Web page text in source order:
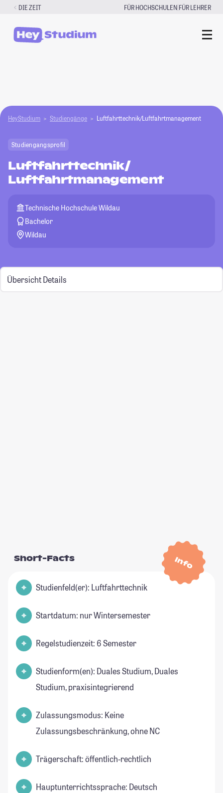
Zum
springen
DIE ZEIT FÜR HOCHSCHULEN|FÜR LEHRER
HeyStudium Studiengänge Luftfahrttechnik/Luftfahrtmanagement
Studiengangsprofil
Luftfahrttechnik/
Luftfahrtmanagement
Technische Hochschule Wildau
Bachelor
Wildau
Übersicht Details
Info
Short-Facts
Studienfeld(er): Luftfahrttechnik
Startdatum: nur Wintersemester
Regelstudienzeit: 6 Semester
Studienform(en): Duales Studium, Duales
Studium, praxisintegrierend
Zulassungsmodus: Keine
Zulassungsbeschränkung, ohne NC
Trägerschaft: öffentlich-rechtlich
Hauptunterrichtssprache: Deutsch